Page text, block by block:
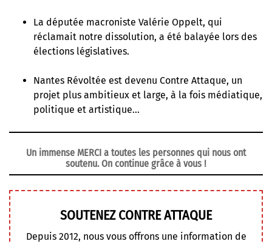
La députée macroniste Valérie Oppelt, qui
réclamait notre dissolution, a été balayée lors des
élections législatives.
Nantes Révoltée est devenu Contre Attaque, un
projet plus ambitieux et large, à la fois médiatique,
politique et artistique…
Un immense MERCI a toutes les personnes qui nous ont
soutenu. On continue grâce à vous !
SOUTENEZ CONTRE ATTAQUE
Depuis 2012, nous vous offrons une information de